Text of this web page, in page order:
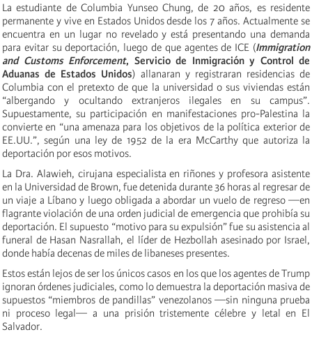
La estudiante de Columbia Yunseo Chung, de 20 años, es residente
permanente y vive en Estados Unidos desde los 7 años. Actualmente se
encuentra en un lugar no revelado y está presentando una demanda
para evitar su deportación, luego de que agentes de ICE (Immigration
and Customs Enforcement, Servicio de Inmigración y Control de
Aduanas de Estados Unidos) allanaran y registraran residencias de
Columbia con el pretexto de que la universidad o sus viviendas están
“albergando y ocultando extranjeros ilegales en su campus”.
Supuestamente, su participación en manifestaciones pro-Palestina la
convierte en “una amenaza para los objetivos de la política exterior de
EE.UU.”, según una ley de 1952 de la era McCarthy que autoriza la
deportación por esos motivos.
La Dra. Alawieh, cirujana especialista en riñones y profesora asistente
en la Universidad de Brown, fue detenida durante 36 horas al regresar de
un viaje a Líbano y luego obligada a abordar un vuelo de regreso —en
flagrante violación de una orden judicial de emergencia que prohibía su
deportación. El supuesto “motivo para su expulsión” fue su asistencia al
funeral de Hasan Nasrallah, el líder de Hezbollah asesinado por Israel,
donde había decenas de miles de libaneses presentes.
Estos están lejos de ser los únicos casos en los que los agentes de Trump
ignoran órdenes judiciales, como lo demuestra la deportación masiva de
supuestos “miembros de pandillas” venezolanos —sin ninguna prueba
ni proceso legal— a una prisión tristemente célebre y letal en El
Salvador.